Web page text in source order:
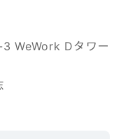
WeWork Dタワー